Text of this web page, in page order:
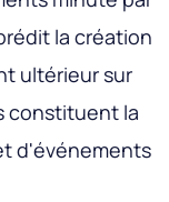
la création
ultérieur sur
constituent la
d'événements